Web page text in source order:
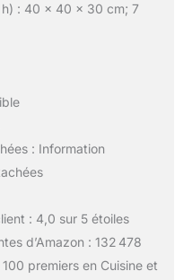
h) : 40 x 40 x 30 cm; 7
: Information
: 4,0 sur 5 étoiles
d’Amazon : 132 478
premiers en Cuisine et